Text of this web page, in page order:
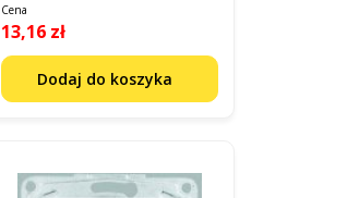
Cena
13,16 zł
Dodaj do koszyka